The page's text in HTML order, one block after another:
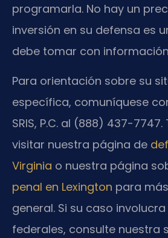
programarla. No hay un
inversión en su defensa es
debe tomar con
Para orientación sobre su
específica, comuníquese
SRIS, P.C. al (888) 437-
visitar nuestra página de
Virginia o nuestra página
penal en Lexington para
general. Si su caso
federales, consulte nuestra